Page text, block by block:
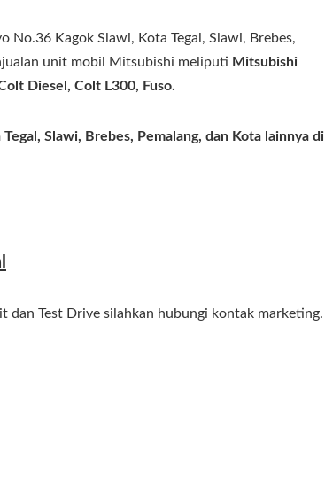
No.36 Kagok Slawi, Kota Tegal, Slawi, Brebes,
unit mobil Mitsubishi meliputi Mitsubishi
Diesel, Colt L300, Fuso.
Tegal, Slawi, Brebes, Pemalang, dan Kota lainnya di
Test Drive silahkan hubungi kontak marketing.